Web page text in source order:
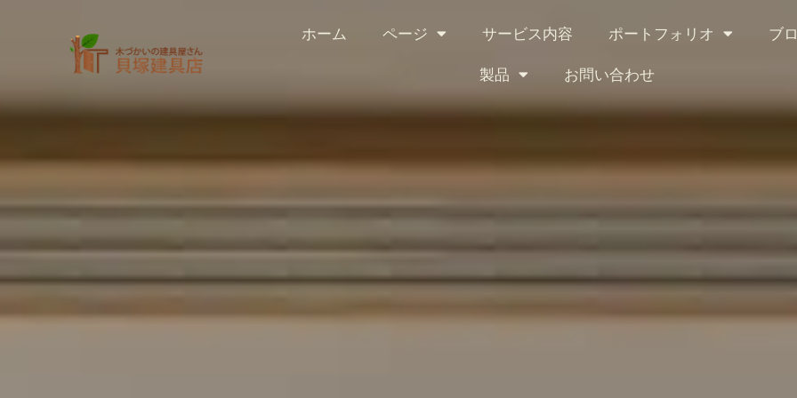
ホーム ページ サービス内容 ポートフォリオ ブ
製品 お問い合わせ